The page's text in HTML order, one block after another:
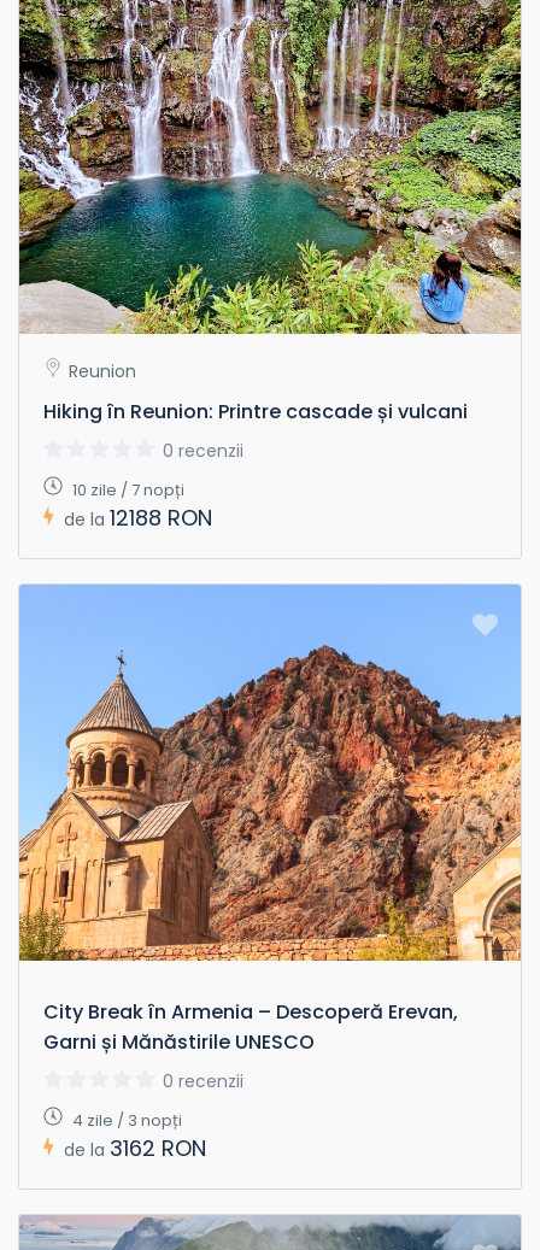
Reunion
Hiking în Reunion: Printre cascade și vulcani
0 recenzii
10 zile / 7 nopți
de la 12188 RON
City Break în Armenia – Descoperă Erevan,
Garni și Mănăstirile UNESCO
0 recenzii
4 zile / 3 nopți
de la 3162 RON